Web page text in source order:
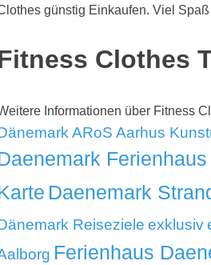
günstig Einkaufen. Viel
Clothes
Informationen über Fitness
ARoS Aarhus
Ferienhaus
Daenemark
Reiseziele exklusiv
Ferienhaus